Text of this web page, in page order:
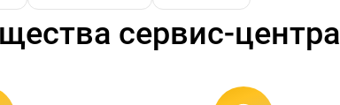
сервис-центра